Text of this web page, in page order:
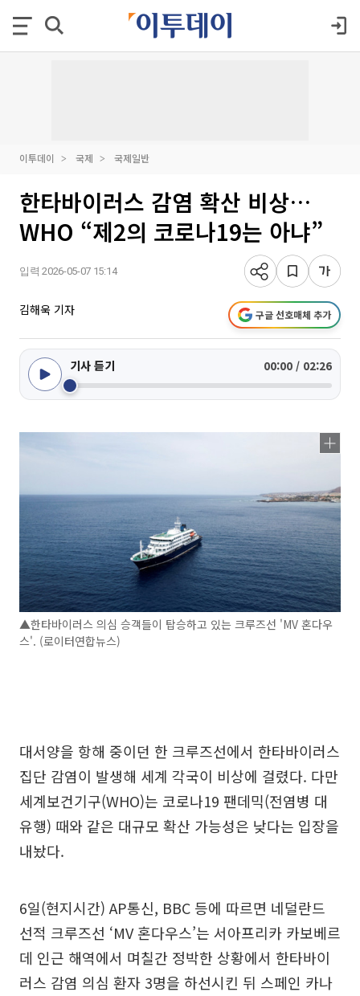
이투데이 국제 국제일반
한타바이러스 감염 확산 비상…
WHO “제2의 코로나19는 아냐”
입력 2026-05-07 15:14
김해욱 기자 구글 선호매체 추가
기사 듣기 00:00 / 02:26
▲한타바이러스 의심 승객들이 탑승하고 있는 크루즈선 'MV 혼다우
스'. (로이터연합뉴스)
대서양을 항해 중이던 한 크루즈선에서 한타바이러스
집단 감염이 발생해 세계 각국이 비상에 걸렸다. 다만
세계보건기구(WHO)는 코로나19 팬데믹(전염병 대
유행) 때와 같은 대규모 확산 가능성은 낮다는 입장을
내놨다.
6일(현지시간) AP통신, BBC 등에 따르면 네덜란드
선적 크루즈선 ‘MV 혼다우스’는 서아프리카 카보베르
데 인근 해역에서 며칠간 정박한 상황에서 한타바이
러스 감염 의심 환자 3명을 하선시킨 뒤 스페인 카나